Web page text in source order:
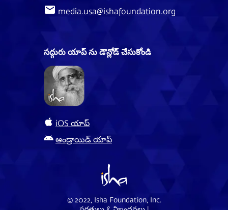
media.usa@ishafoundation.org
సద్గురు యాప్ ను డౌన్లోడ్ చేసుకోండి
iOS యాప్
ఆండ్రాయిడ్ యాప్
© 2022, Isha Foundation, Inc.